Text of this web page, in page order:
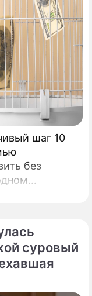
шаг 10
без
— дата с
суровый